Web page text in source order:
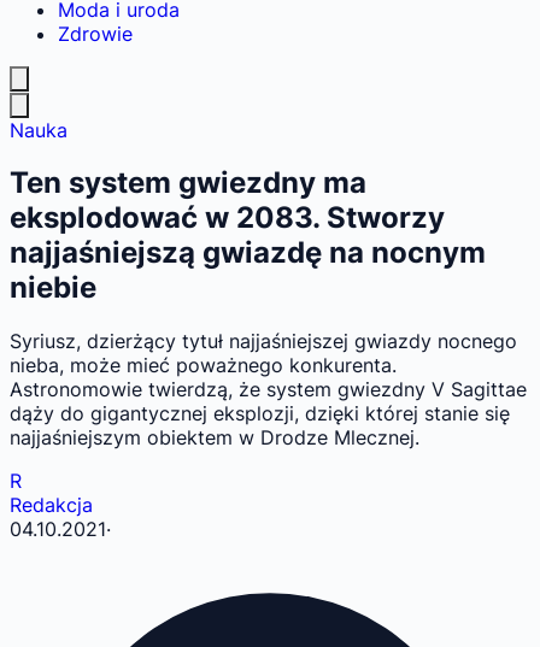
Moda i uroda
Zdrowie
Nauka
Ten system gwiezdny ma
eksplodować w 2083. Stworzy
najjaśniejszą gwiazdę na nocnym
niebie
Syriusz, dzierżący tytuł najjaśniejszej gwiazdy nocnego
nieba, może mieć poważnego konkurenta.
Astronomowie twierdzą, że system gwiezdny V Sagittae
dąży do gigantycznej eksplozji, dzięki której stanie się
najjaśniejszym obiektem w Drodze Mlecznej.
R
Redakcja
04.10.2021·